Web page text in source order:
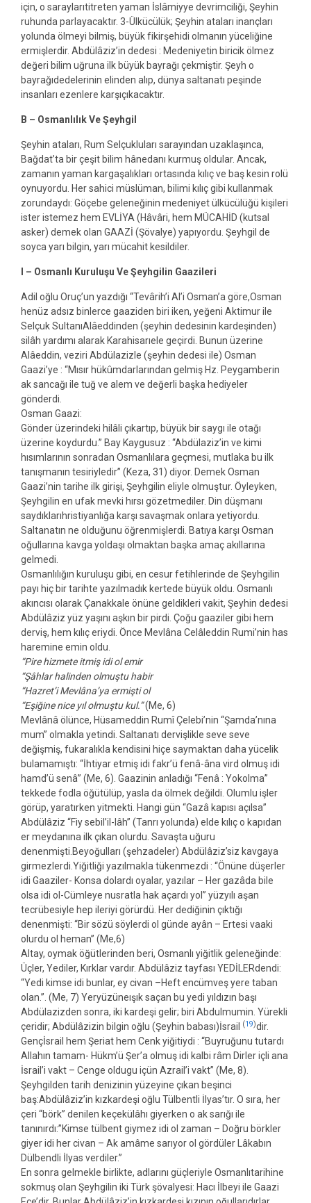
için, o saraylarıtitreten yaman İslâmiyye devrimciliği, Şeyhin
ruhunda parlayacaktır. 3-Ülkücülük; Şeyhin ataları inançları
yolunda ölmeyi bilmiş, büyük fikirşehidi olmanın yüceliğine
ermişlerdir. Abdülâziz’in dedesi : Medeniyetin biricik ölmez
değeri bilim uğruna ilk büyük bayrağı çekmiştir. Şeyh o
bayrağıdedelerinin elinden alıp, dünya saltanatı peşinde
insanları ezenlere karşıçıkacaktır.
B – Osmanlılık Ve Şeyhgil
Şeyhin ataları, Rum Selçukluları sarayından uzaklaşınca,
Bağdat’ta bir çeşit bilim hânedanı kurmuş oldular. Ancak,
zamanın yaman kargaşalıkları ortasında kılıç ve baş kesin rolü
oynuyordu. Her sahici müslüman, bilimi kılıç gibi kullanmak
zorundaydı: Göçebe geleneğinin medeniyet ülkücülüğü kişileri
ister istemez hem EVLİYA (Hâvâri, hem MÜCAHİD (kutsal
asker) demek olan GAAZİ (Şövalye) yapıyordu. Şeyhgil de
soyca yarı bilgin, yarı mücahit kesildiler.
I – Osmanlı Kuruluşu Ve Şeyhgilin Gaazileri
Adil oğlu Oruç’un yazdığı “Tevârih’i Al’i Osman’a göre,Osman
henüz adsız binlerce gaaziden biri iken, yeğeni Aktimur ile
Selçuk SultanıAlâeddinden (şeyhin dedesinin kardeşinden)
silâh yardımı alarak Karahisarıele geçirdi. Bunun üzerine
Alâeddin, veziri Abdülazizle (şeyhin dedesi ile) Osman
Gaazi’ye : “Mısır hükûmdarlarından gelmiş Hz. Peygamberin
ak sancağı ile tuğ ve alem ve değerli başka hediyeler
gönderdi.
Osman Gaazi:
Gönder üzerindeki hilâli çıkartıp, büyük bir saygı ile otağı
üzerine koydurdu.” Bay Kaygusuz : “Abdülaziz’in ve kimi
hısımlarının sonradan Osmanlılara geçmesi, mutlaka bu ilk
tanışmanın tesiriyledir” (Keza, 31) diyor. Demek Osman
Gaazi’nin tarihe ilk girişi, Şeyhgilin eliyle olmuştur. Öyleyken,
Şeyhgilin en ufak mevki hırsı gözetmediler. Din düşmanı
saydıklarıhristiyanlığa karşı savaşmak onlara yetiyordu.
Saltanatın ne olduğunu öğrenmişlerdi. Batıya karşı Osman
oğullarına kavga yoldaşı olmaktan başka amaç akıllarına
gelmedi.
Osmanlılığın kuruluşu gibi, en cesur fetihlerinde de Şeyhgilin
payı hiç bir tarihte yazılmadık kertede büyük oldu. Osmanlı
akıncısı olarak Çanakkale önüne geldikleri vakit, Şeyhin dedesi
Abdülâziz yüz yaşını aşkın bir pirdi. Çoğu gaaziler gibi hem
derviş, hem kılıç eriydi. Önce Mevlâna Celâleddin Rumi’nin has
haremine emin oldu.
“Pire hizmete itmiş idi ol emir
“Şâhlar halinden olmuştu habir
“Hazret’i Mevlâna’ya ermişti ol
“Eşiğine nice yıl olmuştu kul.”(Me, 6)
Mevlânâ ölünce, Hüsameddin Rumî Çelebi’nin “Şamda’nına
mum” olmakla yetindi. Saltanatı dervişlikle seve seve
değişmiş, fukaralıkla kendisini hiçe saymaktan daha yücelik
bulamamıştı: “İhtiyar etmiş idi fakr’ü fenâ-âna vird olmuş idi
hamd’ü senâ” (Me, 6). Gaazinin anladığı “Fenâ : Yokolma”
tekkede fodla öğütülüp, yasla da ölmek değildi. Olumlu işler
görüp, yaratırken yitmekti. Hangi gün “Gazâ kapısı açılsa”
Abdülâziz “Fiy sebil’il-lâh” (Tanrı yolunda) elde kılıç o kapıdan
er meydanına ilk çıkan olurdu. Savaşta uğuru
denenmişti.Beyoğulları (şehzadeler) Abdülâziz’siz kavgaya
girmezlerdi.Yiğitliği yazılmakla tükenmezdi : “Önüne düşerler
idi Gaaziler- Konsa dolardı oyalar, yazılar – Her gazâda bile
olsa idi ol-Cümleye nusratla hak açardı yol” yüzyılı aşan
tecrübesiyle hep ileriyi görürdü. Her dediğinin çıktığı
denenmişti: “Bir sözü söylerdi ol günde ayân – Ertesi vaaki
olurdu ol heman” (Me,6)
Altay, oymak öğütlerinden beri, Osmanlı yiğitlik geleneğinde:
Üçler, Yediler, Kırklar vardır. Abdülâziz tayfası YEDİLERdendi:
“Yedi kimse idi bunlar, ey civan –Heft encümveş yere taban
olan.”. (Me, 7) Yeryüzüneışık saçan bu yedi yıldızın başı
Abdülazizden sonra, iki kardeşi gelir; biri Abdulmumin. Yürekli
çeridir; Abdülâzizin bilgin oğlu (Şeyhin babası)İsrail
(19)dir.
Gençİsrail hem Şeriat hem Cenk yiğitiydi : “Buyruğunu tutardı
Allahın tamam- Hükm’ü Şer’a olmuş idi kalbi râm Dirler içli ana
İsrail’i vakt – Cenge oldugu içün Azrail’i vakt” (Me, 8).
Şeyhgilden tarih denizinin yüzeyine çıkan beşinci
baş:Abdülâziz’in kızkardeşi oğlu Tülbentli İlyas’tır. O sıra, her
çeri “börk” denilen keçekülâhı giyerken o ak sarığı ile
tanınırdı:”Kimse tülbent giymez idi ol zaman – Doğru börkler
giyer idi her civan – Ak amâme sarıyor ol gördüler Lâkabın
Dülbendli İlyas verdiler.”
En sonra gelmekle birlikte, adlarını güçleriyle Osmanlıtarihine
sokmuş olan Şeyhgilin iki Türk şövalyesi: Hacı İlbeyi ile Gaazi